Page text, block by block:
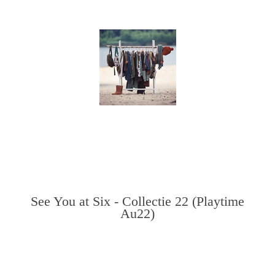
See You at Six - Collectie 22 (Playtime
Au22)